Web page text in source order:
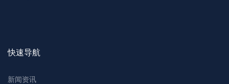
快速导航
新闻资讯